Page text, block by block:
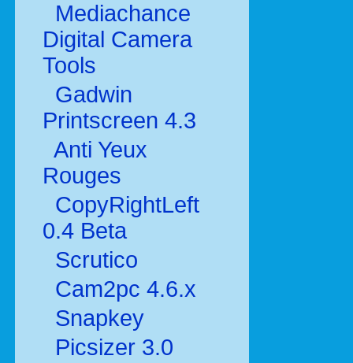
Mediachance
Digital Camera
Tools
Gadwin
Printscreen 4.3
Anti Yeux
Rouges
CopyRightLeft
0.4 Beta
Scrutico
Cam2pc 4.6.x
Snapkey
Picsizer 3.0